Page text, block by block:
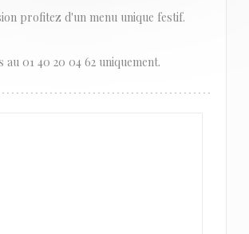
profitez d'un menu unique festif.
au 01 40 20 04 62 uniquement.